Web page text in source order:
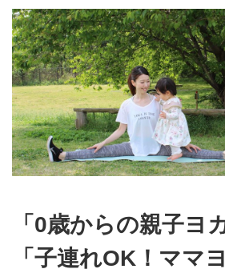
「0歳からの親子ヨ
「子連れOK！ママ